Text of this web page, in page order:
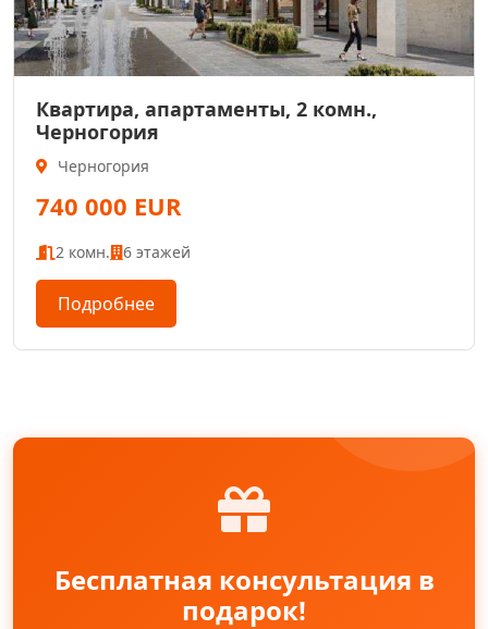
Квартира, апартаменты, 2 комн.,
Черногория
Черногория
740 000 EUR
2 комн. 6 этажей
Подробнее
Бесплатная консультация в
подарок!